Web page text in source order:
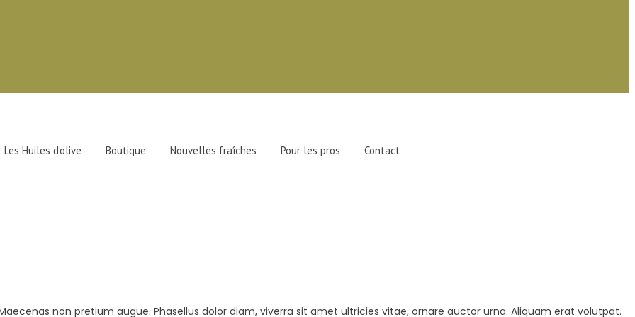
Les Huiles d’olive Boutique Nouvelles fraîches Pour les pros Contact
non pretium augue. Phasellus dolor diam, viverra sit amet ultricies vitae, ornare auctor urna. Aliquam erat volutpat.